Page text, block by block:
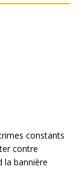
constants
contre
la bannière